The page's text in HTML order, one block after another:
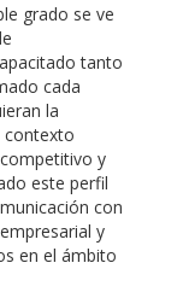
grado se ve
tanto
cada
la
contexto
y
este perfil
con
y
en el ámbito